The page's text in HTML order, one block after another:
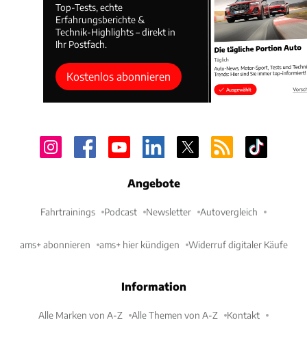
Top-Tests, echte
Erfahrungsberichte &
Technik-Highlights – direkt in
Ihr Postfach.
Kostenlos abonnieren
Angebote
Fahrtrainings Podcast Newsletter Autovergleich
ams+ abonnieren ams+ hier kündigen Widerruf digitaler Käufe
Information
Alle Marken von A-Z Alle Themen von A-Z Kontakt